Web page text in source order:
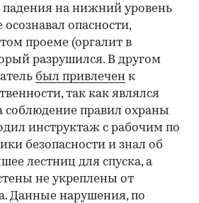
падения на нижний уровень
осознавал опасности,
проеме (оргалит в
разрушился. В другом
был привлечен к
так как являлся
соблюдение правил охраны
инструктаж с рабочим по
безопасности и знал об
лестниц для спуска, а
не укреплены от
Данные нарушения, по